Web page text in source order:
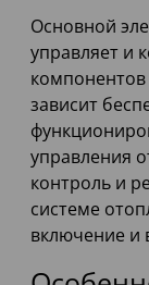
Основной
управляет и
зависит
управления
контроль и
системе
включение и